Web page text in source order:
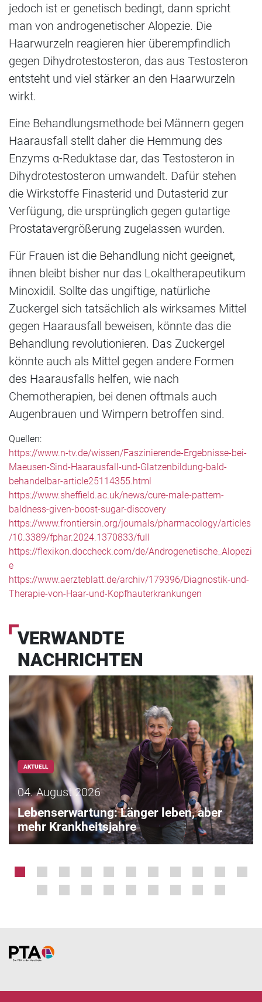
jedoch ist er genetisch bedingt, dann spricht
man von androgenetischer Alopezie. Die
Haarwurzeln reagieren hier überempfindlich
gegen Dihydrotestosteron, das aus Testosteron
entsteht und viel stärker an den Haarwurzeln
wirkt.
Eine Behandlungsmethode bei Männern gegen
Haarausfall stellt daher die Hemmung des
Enzyms α-Reduktase dar, das Testosteron in
Dihydrotestosteron umwandelt. Dafür stehen
die Wirkstoffe Finasterid und Dutasterid zur
Verfügung, die ursprünglich gegen gutartige
Prostatavergrößerung zugelassen wurden.
Für Frauen ist die Behandlung nicht geeignet,
ihnen bleibt bisher nur das Lokaltherapeutikum
Minoxidil. Sollte das ungiftige, natürliche
Zuckergel sich tatsächlich als wirksames Mittel
gegen Haarausfall beweisen, könnte das die
Behandlung revolutionieren. Das Zuckergel
könnte auch als Mittel gegen andere Formen
des Haarausfalls helfen, wie nach
Chemotherapien, bei denen oftmals auch
Augenbrauen und Wimpern betroffen sind.
Quellen:
https://www.n-tv.de/wissen/Faszinierende-Ergebnisse-bei-
Maeusen-Sind-Haarausfall-und-Glatzenbildung-bald-
behandelbar-article25114355.html
https://www.sheffield.ac.uk/news/cure-male-pattern-
baldness-given-boost-sugar-discovery
https://www.frontiersin.org/journals/pharmacology/articles
/10.3389/fphar.2024.1370833/full
https://flexikon.doccheck.com/de/Androgenetische_Alopezi
e
https://www.aerzteblatt.de/archiv/179396/Diagnostik-und-
Therapie-von-Haar-und-Kopfhauterkrankungen
VERWANDTE
NACHRICHTEN
AKTUELL
04. August 2026
Lebenserwartung: Länger leben, aber
mehr Krankheitsjahre
Home